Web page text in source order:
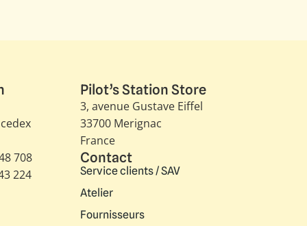
708
224
Pilot’s Station Store
3, avenue Gustave Eiffel​
33700 Merignac
France
Contact
Service clients / SAV
Atelier
Fournisseurs